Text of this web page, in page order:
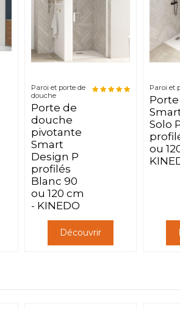
Paroi et porte de
douche
Porte de
douche
pivotante
Smart
Design P
profilés
Blanc 90
ou 120 cm
- KINEDO
Découvrir
Paroi et
Solo
ou